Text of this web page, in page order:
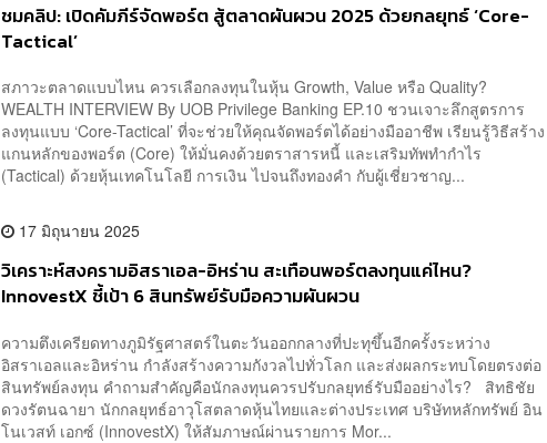
ชมคลิป: เปิดคัมภีร์จัดพอร์ต สู้ตลาดผันผวน 2025 ด้วยกลยุทธ์ ‘Core-
Tactical’
สภาวะตลาดแบบไหน ควรเลือกลงทุนในหุ้น Growth, Value หรือ Quality?
WEALTH INTERVIEW By UOB Privilege Banking EP.10 ชวนเจาะลึกสูตรการ
ลงทุนแบบ ‘Core-Tactical’ ที่จะช่วยให้คุณจัดพอร์ตได้อย่างมืออาชีพ เรียนรู้วิธีสร้าง
แกนหลักของพอร์ต (Core) ให้มั่นคงด้วยตราสารหนี้ และเสริมทัพทำกำไร
(Tactical) ด้วยหุ้นเทคโนโลยี การเงิน ไปจนถึงทองคำ กับผู้เชี่ยวชาญ...
17 มิถุนายน 2025
วิเคราะห์สงครามอิสราเอล-อิหร่าน สะเทือนพอร์ตลงทุนแค่ไหน?
InnovestX ชี้เป้า 6 สินทรัพย์รับมือความผันผวน
ความตึงเครียดทางภูมิรัฐศาสตร์ในตะวันออกกลางที่ปะทุขึ้นอีกครั้งระหว่าง
อิสราเอลและอิหร่าน กำลังสร้างความกังวลไปทั่วโลก และส่งผลกระทบโดยตรงต่อ
สินทรัพย์ลงทุน คำถามสำคัญคือนักลงทุนควรปรับกลยุทธ์รับมืออย่างไร? สิทธิชัย
ดวงรัตนฉายา นักกลยุทธ์อาวุโสตลาดหุ้นไทยและต่างประเทศ บริษัทหลักทรัพย์ อิน
โนเวสท์ เอกซ์ (InnovestX) ให้สัมภาษณ์ผ่านรายการ Mor...